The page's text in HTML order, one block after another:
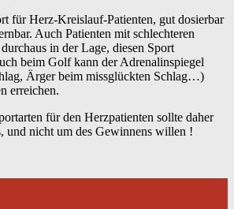
für Herz-Kreislauf-Patienten, gut dosierbar
Auch Patienten mit schlechteren
in der Lage, diesen Sport
beim Golf kann der Adrenalinspiegel
Ärger beim missglückten Schlag…)
erreichen.
für den Herzpatienten sollte daher
und nicht um des Gewinnens willen !